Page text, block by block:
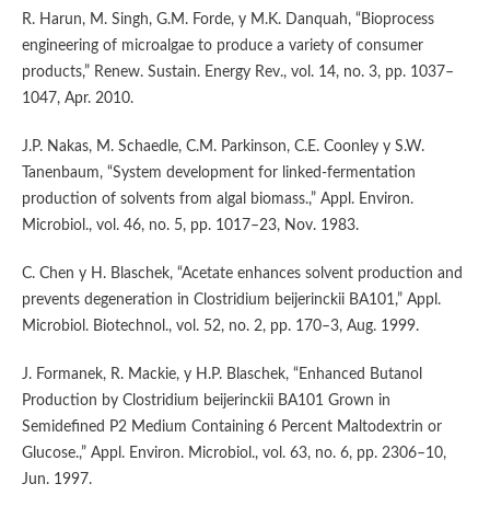
R. Harun, M. Singh, G.M. Forde, y M.K. Danquah, “Bioprocess
engineering of microalgae to produce a variety of consumer
products,” Renew. Sustain. Energy Rev., vol. 14, no. 3, pp. 1037–
1047, Apr. 2010.
J.P. Nakas, M. Schaedle, C.M. Parkinson, C.E. Coonley y S.W.
Tanenbaum, “System development for linked-fermentation
production of solvents from algal biomass.,” Appl. Environ.
Microbiol., vol. 46, no. 5, pp. 1017–23, Nov. 1983.
C. Chen y H. Blaschek, “Acetate enhances solvent production and
prevents degeneration in Clostridium beijerinckii BA101,” Appl.
Microbiol. Biotechnol., vol. 52, no. 2, pp. 170–3, Aug. 1999.
J. Formanek, R. Mackie, y H.P. Blaschek, “Enhanced Butanol
Production by Clostridium beijerinckii BA101 Grown in
Semidefined P2 Medium Containing 6 Percent Maltodextrin or
Glucose.,” Appl. Environ. Microbiol., vol. 63, no. 6, pp. 2306–10,
Jun. 1997.